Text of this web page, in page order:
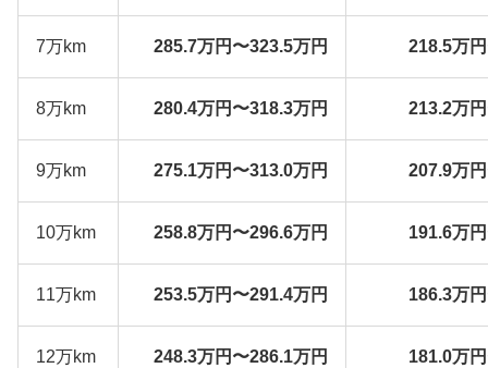
7万km 285.7万円〜323.5万円 218.5万
8万km 280.4万円〜318.3万円 213.2万
9万km 275.1万円〜313.0万円 207.9万
10万km 258.8万円〜296.6万円 191.6万
11万km 253.5万円〜291.4万円 186.3万
12万km 248.3万円〜286.1万円 181.0万